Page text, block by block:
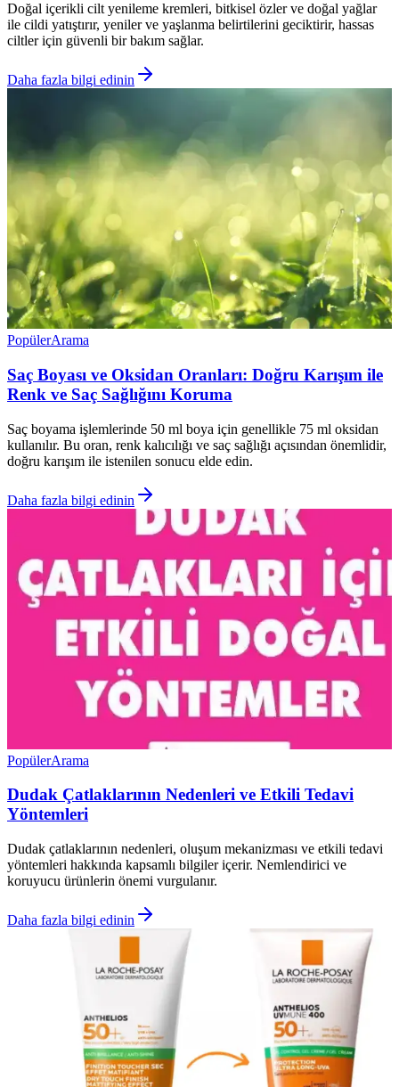
Doğal içerikli cilt yenileme kremleri, bitkisel özler ve doğal yağlar
ile cildi yatıştırır, yeniler ve yaşlanma belirtilerini geciktirir, hassas
ciltler için güvenli bir bakım sağlar.
Daha fazla bilgi edinin
PopülerArama
Saç Boyası ve Oksidan Oranları: Doğru Karışım ile
Renk ve Saç Sağlığını Koruma
Saç boyama işlemlerinde 50 ml boya için genellikle 75 ml oksidan
kullanılır. Bu oran, renk kalıcılığı ve saç sağlığı açısından önemlidir,
doğru karışım ile istenilen sonucu elde edin.
Daha fazla bilgi edinin
PopülerArama
Dudak Çatlaklarının Nedenleri ve Etkili Tedavi
Yöntemleri
Dudak çatlaklarının nedenleri, oluşum mekanizması ve etkili tedavi
yöntemleri hakkında kapsamlı bilgiler içerir. Nemlendirici ve
koruyucu ürünlerin önemi vurgulanır.
Daha fazla bilgi edinin